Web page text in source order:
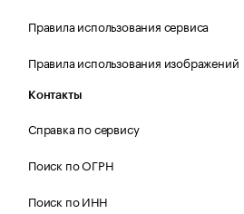
Правила использования сервиса
Правила использования изображений
Контакты
Справка по сервису
Поиск по ОГРН
Поиск по ИНН